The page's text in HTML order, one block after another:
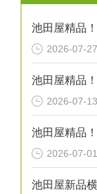
2026-07-27
2026-07-13
2026-07-01